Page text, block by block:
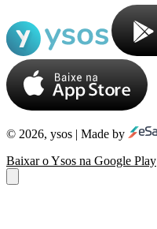
© 2026, ysos | Made by
Baixar o Ysos na Google Play